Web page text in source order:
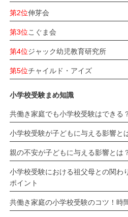
第2位伸芽会
第3位こぐま会
第4位ジャック幼児教育研究所
第5位チャイルド・アイズ
小学校受験まめ知識
共働き家庭でも小学校受験はできる
小学校受験が子どもに与える影響と
親の不安が子どもに与える影響とは
小学校受験における祖父母との関わ
ポイント
共働き家庭の小学校受験のコツ！時